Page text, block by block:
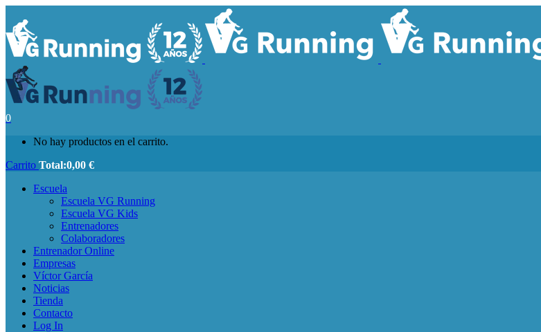
0
No hay productos en el carrito.
Carrito Total:0,00 €
Escuela
Escuela VG Running
Escuela VG Kids
Entrenadores
Colaboradores
Entrenador Online
Empresas
Víctor García
Noticias
Tienda
Contacto
Log In